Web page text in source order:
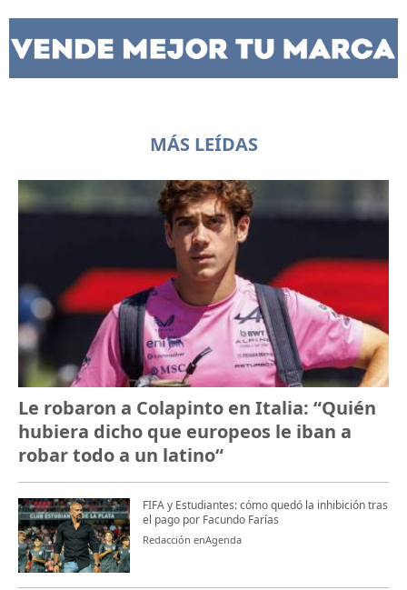
MÁS LEÍDAS
Le robaron a Colapinto en Italia: “Quién
hubiera dicho que europeos le iban a
robar todo a un latino“
FIFA y Estudiantes: cómo quedó la inhibición tras
el pago por Facundo Farías
Redacción enAgenda